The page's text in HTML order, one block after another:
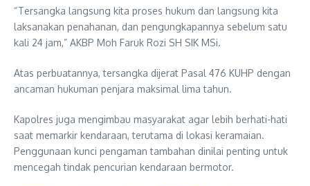
“Tersangka langsung kita proses hukum dan langsung kita
laksanakan penahanan, dan pengungkapannya sebelum satu
kali 24 jam,” AKBP Moh Faruk Rozi SH SIK MSi.
Atas perbuatannya, tersangka dijerat Pasal 476 KUHP dengan
ancaman hukuman penjara maksimal lima tahun.
Kapolres juga mengimbau masyarakat agar lebih berhati-hati
saat memarkir kendaraan, terutama di lokasi keramaian.
Penggunaan kunci pengaman tambahan dinilai penting untuk
mencegah tindak pencurian kendaraan bermotor.